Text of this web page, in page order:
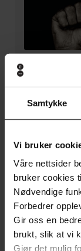
Samtykke
Vi bruker
Våre nettsider
bruker cookies
Nødvendige
Forbedrer
Gir oss en
brukt, slik at vi
Gjør det mulig
Menn i
Undertittel
Forfattere